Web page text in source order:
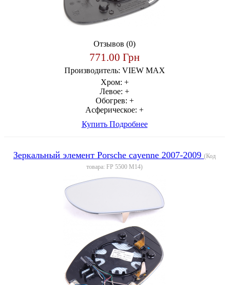
Отзывов (0)
771.00 Грн
Производитель: VIEW MAX
Хром: +
Левое: +
Обогрев: +
Асферическое: +
Купить Подробнее
Зеркальный элемент Porsche cayenne 2007-2009 (Код
товара: FP 5500 M14)